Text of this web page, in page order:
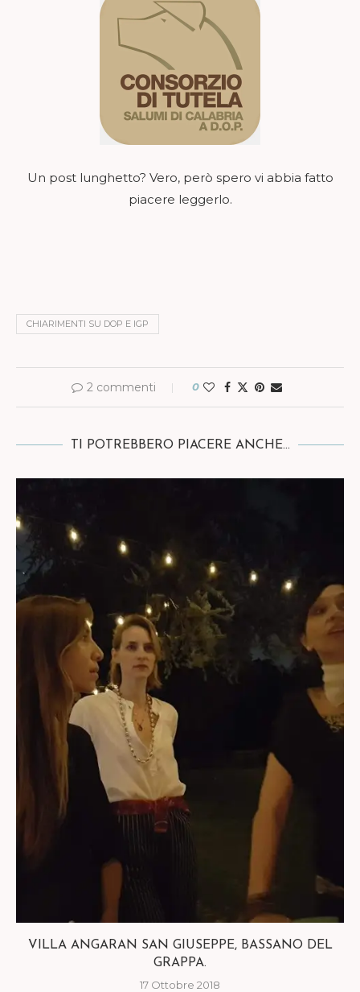
Un post lunghetto? Vero, però spero vi abbia fatto
piacere leggerlo.
CHIARIMENTI SU DOP E IGP
2 commenti 0
TI POTREBBERO PIACERE ANCHE...
VILLA ANGARAN SAN GIUSEPPE, BASSANO DEL
GRAPPA.
17 Ottobre 2018